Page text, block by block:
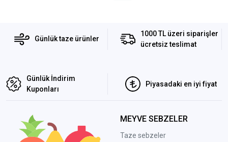
Günlük taze ürünler
1000 TL üzeri siparişler
ücretsiz teslimat
Günlük İndirim
Kuponları
Piyasadaki en iyi fiyat
MEYVE SEBZELER
Taze sebzeler